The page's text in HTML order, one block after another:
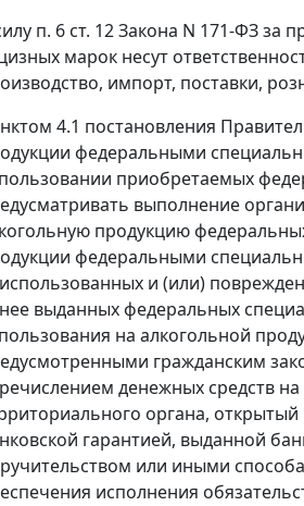
п. 6 ст. 12Закона N 171-ФЗ за
марок несут
импорт, поставки,
4.1 постановления
федеральными
приобретаемых
выполнение
продукцию
федеральными
и (или)
выданных федеральных
на алкогольной
гражданским
денежных средств
органа,
гарантией, выданной
или иными
исполнения